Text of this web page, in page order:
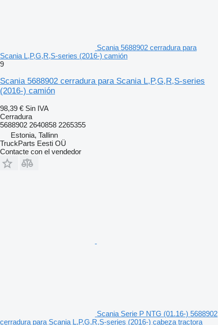
Scania 5688902 cerradura para
Scania L,P,G,R,S-series (2016-) camión
9
Scania 5688902 cerradura para Scania L,P,G,R,S-series
(2016-) camión
98,39 € Sin IVA
Cerradura
5688902 2640858 2265355
Estonia, Tallinn
TruckParts Eesti OÜ
Contacte con el vendedor
Scania Serie P NTG (01.16-) 5688902
cerradura para Scania L,P,G,R,S-series (2016-) cabeza tractora